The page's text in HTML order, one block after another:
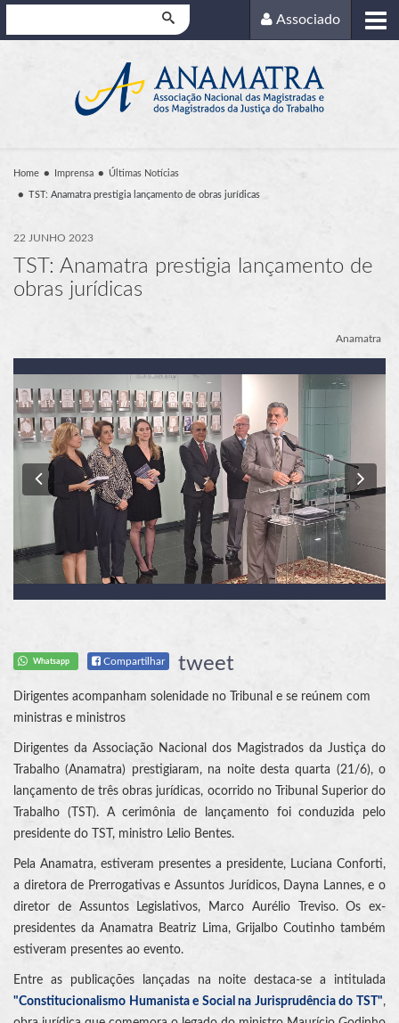
Associado
Home Imprensa Últimas Notícias
TST: Anamatra prestigia lançamento de obras jurídicas
22 JUNHO 2023
TST: Anamatra prestigia lançamento de
obras jurídicas
Anamatra
Previous
Whatsapp Compartilhar tweet
Dirigentes acompanham solenidade no Tribunal e se reúnem com
ministras e ministros
Dirigentes da Associação Nacional dos Magistrados da Justiça do
Trabalho (Anamatra) prestigiaram, na noite desta quarta (21/6), o
lançamento de três obras jurídicas, ocorrido no Tribunal Superior do
Trabalho (TST). A cerimônia de lançamento foi conduzida pelo
presidente do TST, ministro Lelio Bentes.
Pela Anamatra, estiveram presentes a presidente, Luciana Conforti,
a diretora de Prerrogativas e Assuntos Jurídicos, Dayna Lannes, e o
diretor de Assuntos Legislativos, Marco Aurélio Treviso. Os ex-
presidentes da Anamatra Beatriz Lima, Grijalbo Coutinho também
estiveram presentes ao evento.
Entre as publicações lançadas na noite destaca-se a intitulada
"Constitucionalismo Humanista e Social na Jurisprudência do TST",